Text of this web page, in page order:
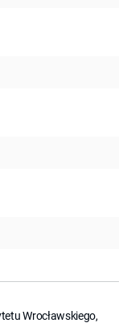
Wrocławskiego,